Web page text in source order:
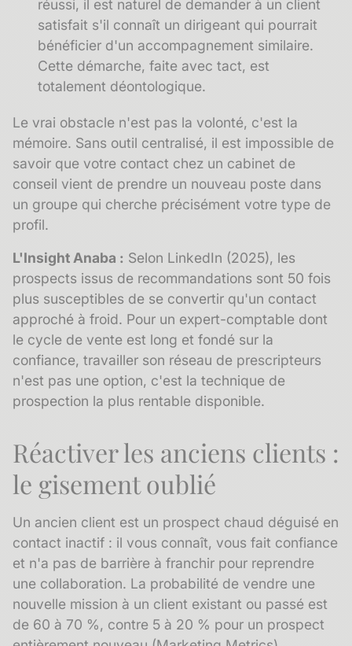
réussi, il est naturel de demander à un client
satisfait s'il connaît un dirigeant qui pourrait
bénéficier d'un accompagnement similaire.
Cette démarche, faite avec tact, est
totalement déontologique.
Le vrai obstacle n'est pas la volonté, c'est la
mémoire. Sans outil centralisé, il est impossible de
savoir que votre contact chez un cabinet de
conseil vient de prendre un nouveau poste dans
un groupe qui cherche précisément votre type de
profil.
L'Insight Anaba : Selon LinkedIn (2025), les
prospects issus de recommandations sont 50 fois
plus susceptibles de se convertir qu'un contact
approché à froid. Pour un expert-comptable dont
le cycle de vente est long et fondé sur la
confiance, travailler son réseau de prescripteurs
n'est pas une option, c'est la technique de
prospection la plus rentable disponible.
Réactiver les anciens clients :
le gisement oublié
Un ancien client est un prospect chaud déguisé en
contact inactif : il vous connaît, vous fait confiance
et n'a pas de barrière à franchir pour reprendre
une collaboration. La probabilité de vendre une
nouvelle mission à un client existant ou passé est
de 60 à 70 %, contre 5 à 20 % pour un prospect